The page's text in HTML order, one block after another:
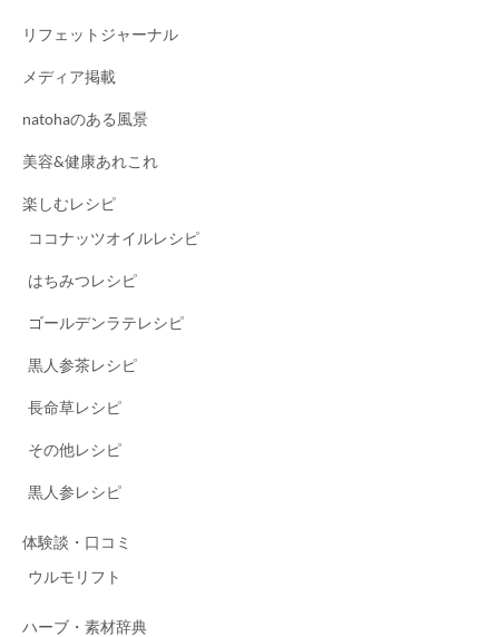
リフェットジャーナル
メディア掲載
natohaのある風景
美容&健康あれこれ
楽しむレシピ
ココナッツオイルレシピ
はちみつレシピ
ゴールデンラテレシピ
黒人参茶レシピ
長命草レシピ
その他レシピ
黒人参レシピ
体験談・口コミ
ウルモリフト
ハーブ・素材辞典